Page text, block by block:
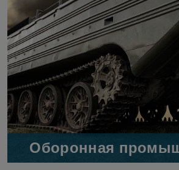
Оборонная